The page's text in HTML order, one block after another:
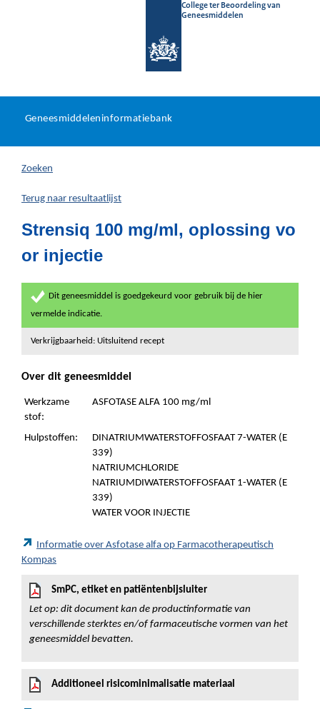
College ter Beoordeling van
Geneesmiddelen
U
hier:
Geneesmiddeleninformatiebank
Zoeken
Terug naar resultaatlijst
Strensiq 100 mg/ml, oplossing vo
or injectie
Dit geneesmiddel is goedgekeurd voor gebruik bij de hier
vermelde indicatie.
Verkrijgbaarheid: Uitsluitend recept
Over dit geneesmiddel
Werkzame
stof:
ASFOTASE ALFA 100 mg/ml
Hulpstoffen:
DINATRIUMWATERSTOFFOSFAAT 7-WATER (E
339)
NATRIUMCHLORIDE
NATRIUMDIWATERSTOFFOSFAAT 1-WATER (E
339)
WATER VOOR INJECTIE
Informatie over Asfotase alfa op Farmacotherapeutisch
Kompas
SmPC, etiket en patiëntenbijsluiter
Let op: dit document kan de productinformatie van
verschillende sterktes en/of farmaceutische vormen van het
geneesmiddel bevatten.
Additioneel risicominimalisatie materiaal